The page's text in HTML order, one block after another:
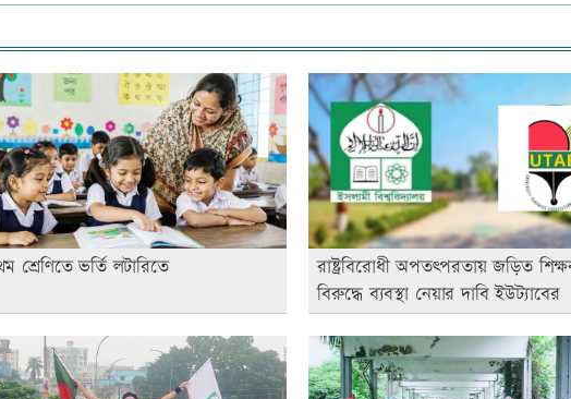
শ্রেণিতে ভর্তি লটারিতে
রাষ্ট্রবিরোধী অপতৎপরতায় জড়িত
বিরুদ্ধে ব্যবস্থা নেয়ার দাবি ইউট্যাবের